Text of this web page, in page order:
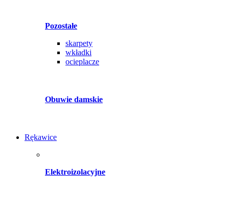
Pozostałe
skarpety
wkładki
ocieplacze
Obuwie damskie
Rękawice
Elektroizolacyjne